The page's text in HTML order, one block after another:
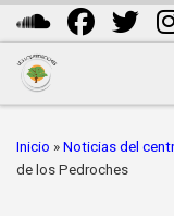
Saltar al contenido
Inicio » Noticias del
de los Pedroches